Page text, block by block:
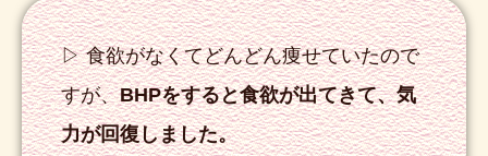
▷ 食欲がなくてどんどん痩せていたので
すが、BHPをすると食欲が出てきて、気
力が回復しました。